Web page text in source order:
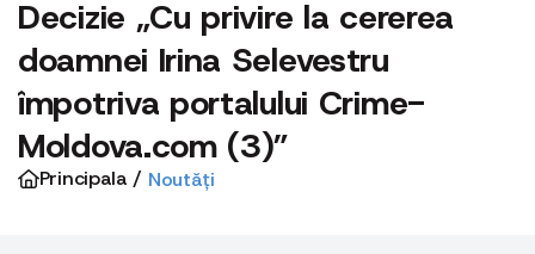
Decizie „Cu privire la cererea
doamnei Irina Selevestru
împotriva portalului Crime-
Moldova.com (3)”
Principala / Noutăți